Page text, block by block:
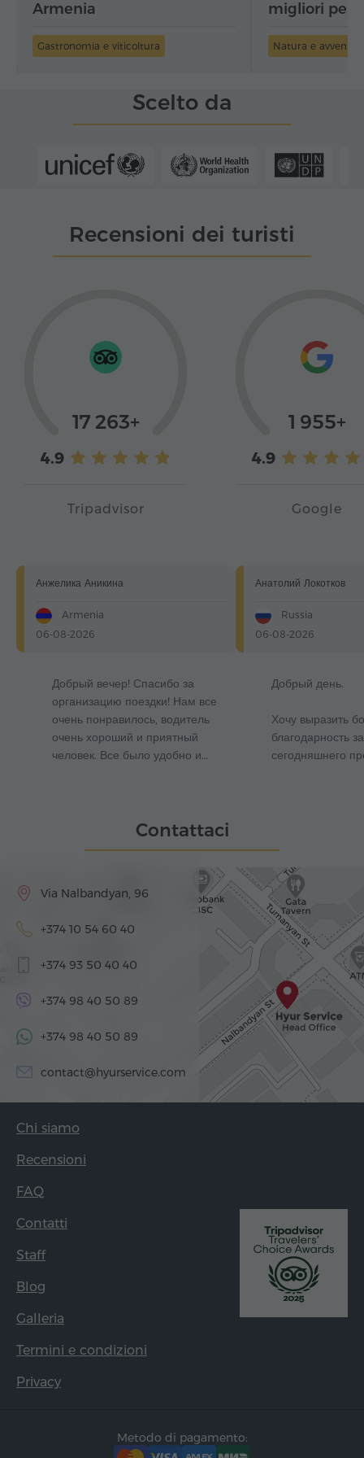
Armenia
Gastronomia e viticoltura
migliori per
Natura e
Scelto da
Recensioni dei turisti
17 263+
4.9
Tripadvisor
1 955+
4.9
Google
Анжелика Аникина
Armenia
06-08-2026
Добрый вечер! Спасибо за
организацию поездки! Нам все
очень понравилось, водитель
очень хороший и приятный
человек. Все было удобно и…
Анатолий Локотков
Russia
06-08-2026
Добрый день.
Хочу выразить
благодарность
сегодняшнего
Contattaci
Via Nalbandyan, 96
+374 10 54 60 40
+374 93 50 40 40
+374 98 40 50 89
+374 98 40 50 89
contact@hyurservice.com
Chi siamo
Recensioni
FAQ
Contatti
Staff
Blog
Galleria
Termini e condizioni
Privacy
Metodo di pagamento: